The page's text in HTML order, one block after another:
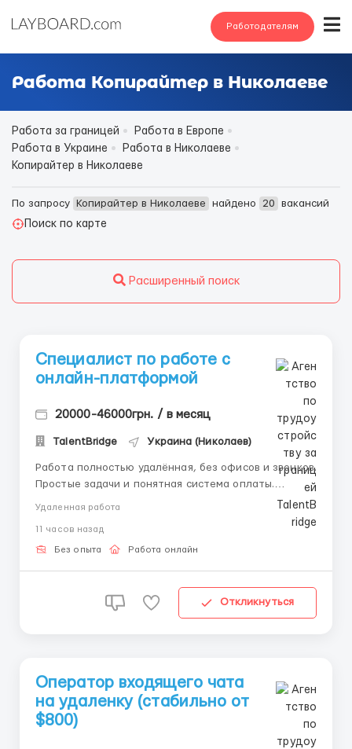
Работодателям
Работа Копирайтер в Николаеве
Работа за границей
Работа в Европе
Работа в Украине
Работа в Николаеве
Копирайтер в Николаеве
По запросу Копирайтер в Николаеве найдено 20
вакансий
Поиск по карте
Расширенный поиск
Специалист по работе с
онлайн-платформой
20000-46000грн. / в месяц
TalentBridge Украина (Николаев)
Работа полностью удалённая, без офисов и звонков.
Простые задачи и понятная система оплаты.
Требования: — ПК или ноутбук (телефон не
подходит); — Стабильное интернет-соединение; —
Дисциплина и усидчивость; — Готовность к
обучению. Что ты получишь: — Обучение ...
Удаленная работа
11 часов назад
Без опыта Работа онлайн
Откликнуться
Оператор входящего чата
на удаленку (стабильно от
$800)